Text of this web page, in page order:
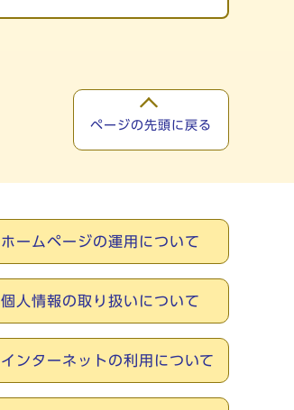
ページの先頭に戻る
ホームページの運用について
個人情報の取り扱いについて
インターネットの利用について